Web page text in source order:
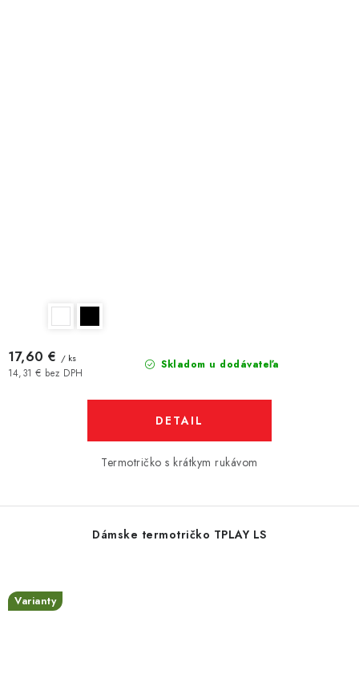
Skladom u dodávateľa
14,31 € bez DPH
17,60 € / ks
DETAIL
Termotričko s krátkym rukávom
Dámske termotričko TPLAY LS
Varianty